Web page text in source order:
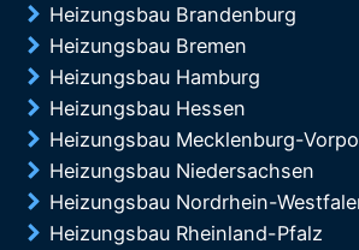
Heizungsbau Brandenburg
Heizungsbau Bremen
Heizungsbau Hamburg
Heizungsbau Hessen
Heizungsbau Mecklenburg-
Heizungsbau Niedersachsen
Heizungsbau Nordrhein-
Heizungsbau Rheinland-Pfalz